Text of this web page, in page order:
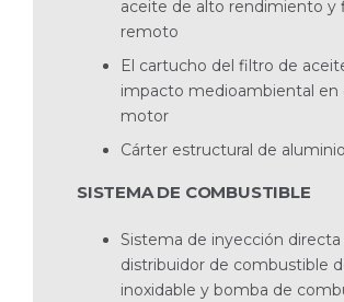
aceite de alto rendimiento y
remoto
El cartucho del filtro de
impacto medioambiental en
motor
Cárter estructural de aluminio
SISTEMA DE COMBUSTIBLE
Sistema de inyección directa
distribuidor de combustible
inoxidable y bomba de